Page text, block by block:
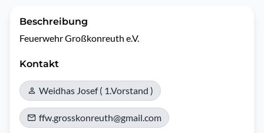
Beschreibung
Feuerwehr Großkonreuth e.V.
Kontakt
Weidhas Josef ( 1.Vorstand )
ffw.grosskonreuth@gmail.com